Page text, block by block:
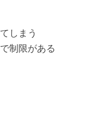
しまう
制限がある